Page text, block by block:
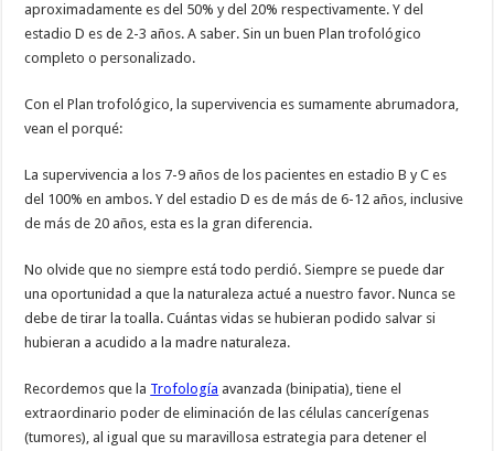
aproximadamente es del 50% y del 20% respectivamente. Y del
estadio D es de 2-3 años. A saber. Sin un buen Plan trofológico
completo o personalizado.
Con el Plan trofológico, la supervivencia es sumamente abrumadora,
vean el porqué:
La supervivencia a los 7-9 años de los pacientes en estadio B y C es
del 100% en ambos. Y del estadio D es de más de 6-12 años, inclusive
de más de 20 años, esta es la gran diferencia.
No olvide que no siempre está todo perdió. Siempre se puede dar
una oportunidad a que la naturaleza actué a nuestro favor. Nunca se
debe de tirar la toalla. Cuántas vidas se hubieran podido salvar si
hubieran a acudido a la madre naturaleza.
Recordemos que la Trofología avanzada (binipatia), tiene el
extraordinario poder de eliminación de las células cancerígenas
(tumores), al igual que su maravillosa estrategia para detener el